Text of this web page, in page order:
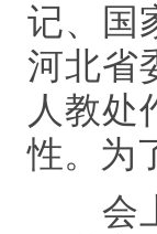
记、国
河北省
人教处
性。为
会